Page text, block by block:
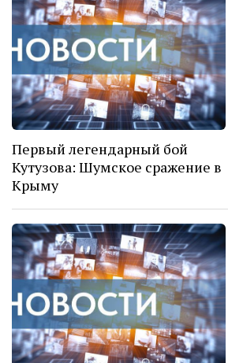
Первый легендарный бой
Кутузова: Шумское сражение в
Крыму